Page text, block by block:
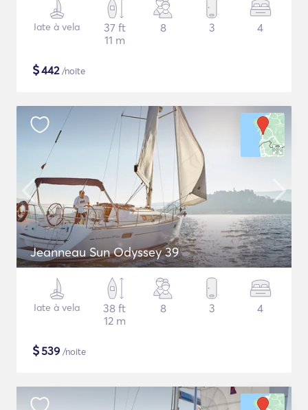
Iate à vela
37 ft
11 m
8 3 4
$442/noite
Jeanneau Sun Odyssey 39
Iate à vela
38 ft
12 m
8 3 4
$539 /noite